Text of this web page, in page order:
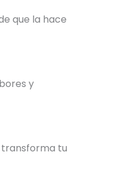
que la hace
y
tu